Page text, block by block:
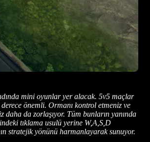
mini oyunlar yer alacak. 5v5 maçlar
önemli. Ormanı kontrol etmeniz ve
daha da zorlaşıyor. Tüm bunların yanında
tıklama usulü yerine W,A,S,D
stratejik yönünü harmanlayarak sunuyor.